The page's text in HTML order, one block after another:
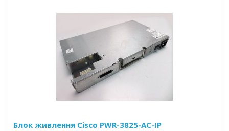
Блок живлення Cisco PWR-3825-AC-IP